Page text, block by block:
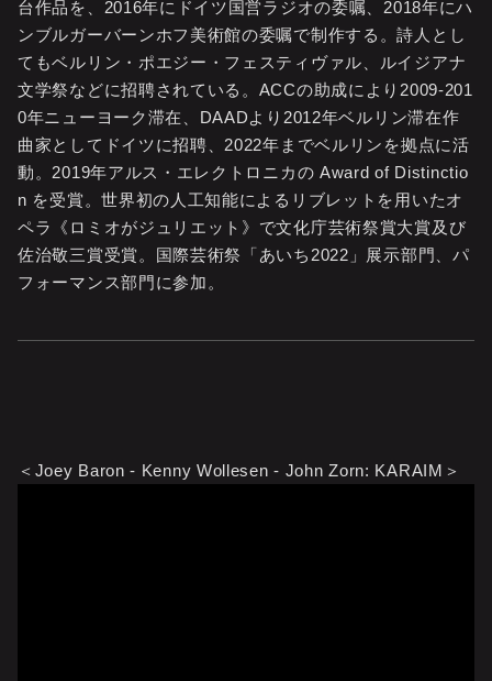
台作品を、2016年にドイツ国営ラジオの委嘱、2018年にハ
ンブルガーバーンホフ美術館の委嘱で制作する。詩人とし
てもベルリン・ポエジー・フェスティヴァル、ルイジアナ
文学祭などに招聘されている。ACCの助成により2009-201
0年ニューヨーク滞在、DAADより2012年ベルリン滞在作
曲家としてドイツに招聘、2022年までベルリンを拠点に活
動。2019年アルス・エレクトロニカの Award of Distinctio
n を受賞。世界初の人工知能によるリブレットを用いたオ
ペラ《ロミオがジュリエット》で文化庁芸術祭賞大賞及び
佐治敬三賞受賞。国際芸術祭「あいち2022」展示部門、パ
フォーマンス部門に参加。
＜Joey Baron - Kenny Wollesen - John Zorn: KARAIM＞